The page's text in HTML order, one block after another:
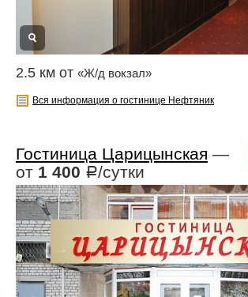
2.5 км от «Ж/д вокзал»
Вся информация о гостинице Нефтяник
Гостиница Царицынская —
от 1 400 Р/сутки